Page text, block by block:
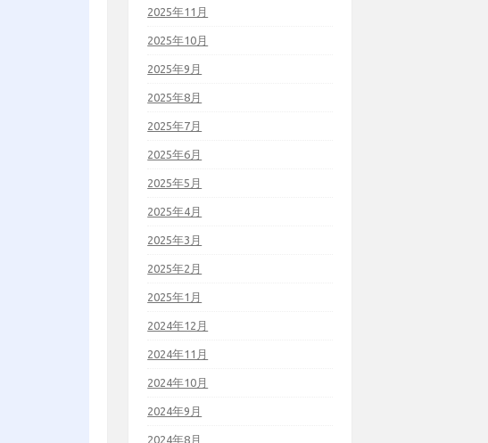
2025年11月
2025年10月
2025年9月
2025年8月
2025年7月
2025年6月
2025年5月
2025年4月
2025年3月
2025年2月
2025年1月
2024年12月
2024年11月
2024年10月
2024年9月
2024年8月